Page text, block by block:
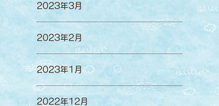
2023年3月
2023年2月
2023年1月
2022年12月